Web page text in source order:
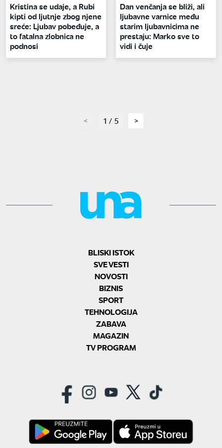
Kristina se udaje, a Rubi
kipti od ljutnje zbog njene
sreće: Ljubav pobeđuje, a
to fatalna zlobnica ne
podnosi
Dan venčanja se bliži, ali
ljubavne varnice među
starim ljubavnicima ne
prestaju: Marko sve to
vidi i čuje
page1 / 5 page
BLISKI ISTOK
SVE VESTI
NOVOSTI
BIZNIS
SPORT
TEHNOLOGIJA
ZABAVA
MAGAZIN
TV PROGRAM